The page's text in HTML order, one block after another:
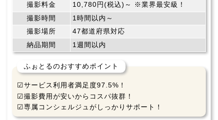
撮影料金
10,780円(税込)～ ※業界最安級！
撮影時間
1時間以内～
撮影場所
47都道府県対応
納品期間
1週間以内
ふぉとるのおすすめポイント
☑サービス利用者満足度97.5%！
☑撮影費用が安いからコスパ抜群！
☑専属コンシェルジュがしっかりサポート！